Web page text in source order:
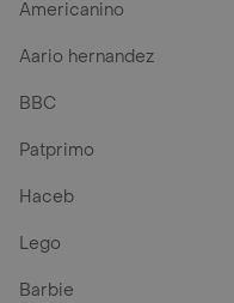
Americanino
Aario hernandez
BBC
Patprimo
Haceb
Lego
Barbie